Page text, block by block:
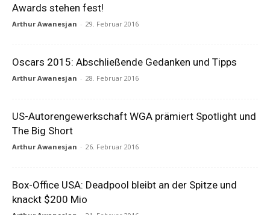
Awards stehen fest!
Arthur Awanesjan - 29. Februar 2016
Oscars 2015: Abschließende Gedanken und Tipps
Arthur Awanesjan - 28. Februar 2016
US-Autorengewerkschaft WGA prämiert Spotlight und
The Big Short
Arthur Awanesjan - 26. Februar 2016
Box-Office USA: Deadpool bleibt an der Spitze und
knackt $200 Mio